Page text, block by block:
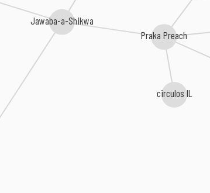
Jawaba-a-Shikwa
Praka Preach
circulos IL